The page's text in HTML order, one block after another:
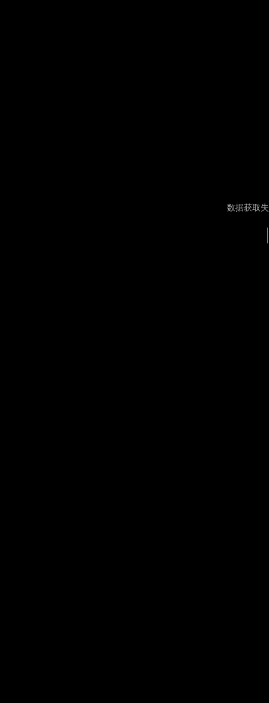
数据获取